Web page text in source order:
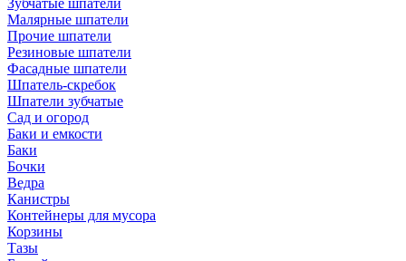
Зубчатые шпатели
Малярные шпатели
Прочие шпатели
Резиновые шпатели
Фасадные шпатели
Шпатель-скребок
Шпатели зубчатые
Сад и огород
Баки и емкости
Баки
Бочки
Ведра
Канистры
Контейнеры для мусора
Корзины
Тазы